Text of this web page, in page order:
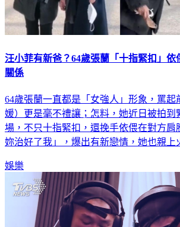
汪小菲有新爸？64歲張蘭「十指緊扣」
關係
64歲張蘭一直都是「女強人」形象，罵起
媛）更是毫不禮讓；怎料，她近日被拍到
場，不只十指緊扣，還挽手依偎在對方肩
妳治好了我」，爆出有新戀情，她也親上
娛樂